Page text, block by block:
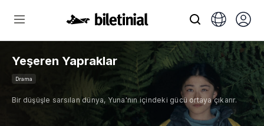
Yeşeren Yapraklar
Drama
Bir düşüşle sarsılan dünya, Yuna'nın içindeki gücü ortaya çıkarır.